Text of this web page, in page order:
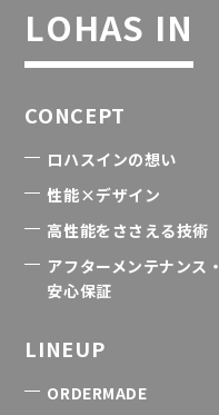
LOHAS IN
CONCEPT
ロハスインの想い
性能×デザイン
高性能をささえる技術
アフターメンテナンス・
安心保証
LINEUP
ORDERMADE